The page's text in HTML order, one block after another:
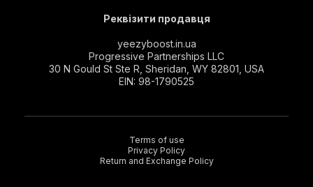
Реквізити продавця
yeezyboost.in.ua
Progressive Partnerships LLC
30 N Gould St Ste R, Sheridan, WY 82801, USA
EIN: 98-1790525
Terms of use
Privacy Policy
Return and Exchange Policy